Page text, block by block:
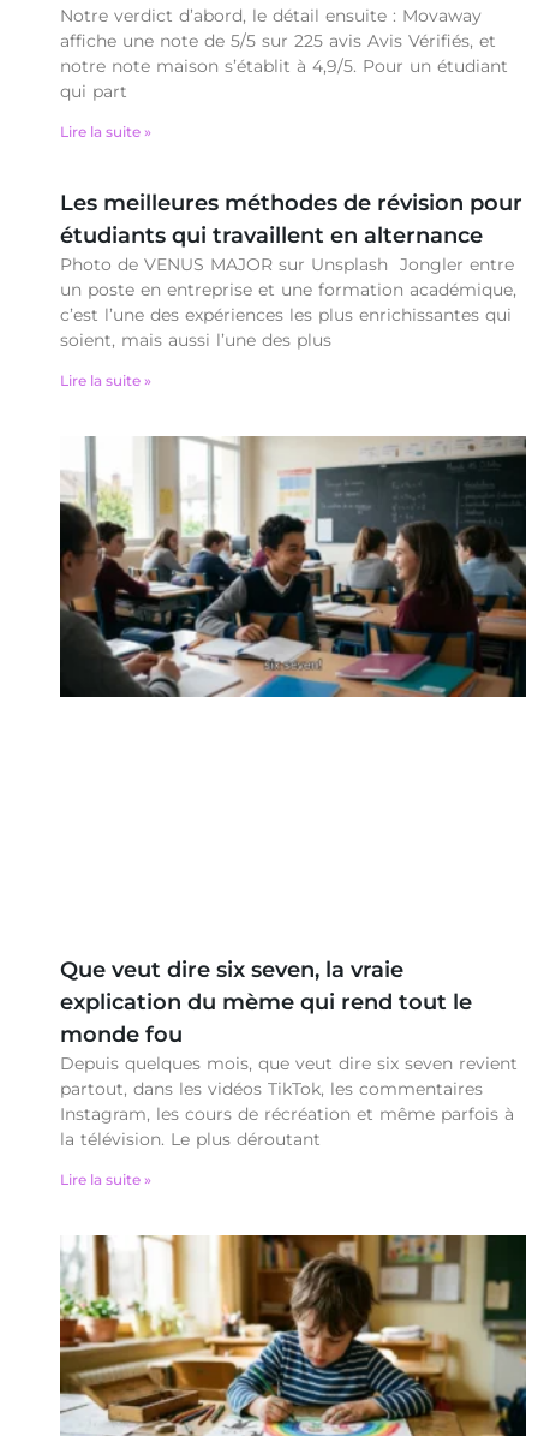
Notre verdict d’abord, le détail ensuite : Movaway
affiche une note de 5/5 sur 225 avis Avis Vérifiés, et
notre note maison s’établit à 4,9/5. Pour un étudiant
qui part
Lire la suite »
Les meilleures méthodes de révision pour
étudiants qui travaillent en alternance
Photo de VENUS MAJOR sur Unsplash Jongler entre
un poste en entreprise et une formation académique,
c’est l’une des expériences les plus enrichissantes qui
soient, mais aussi l’une des plus
Lire la suite »
Que veut dire six seven, la vraie
explication du mème qui rend tout le
monde fou
Depuis quelques mois, que veut dire six seven revient
partout, dans les vidéos TikTok, les commentaires
Instagram, les cours de récréation et même parfois à
la télévision. Le plus déroutant
Lire la suite »